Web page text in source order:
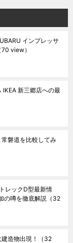
インプレッサ
70 view）
IKEA 新三郷店への最
磐道を比較してみ
レックD型最新情
の噂を徹底解説 （32
造物出現！
（32